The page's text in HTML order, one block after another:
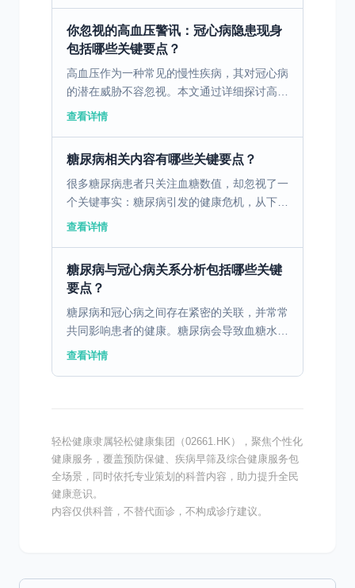
你忽视的高血压警讯：冠心病隐患现身
包括哪些关键要点？
高血压作为一种常见的慢性疾病，其对冠心病
的潜在威胁不容忽视。本文通过详细探讨高血
压对冠心病的多重影响以揭示其重要性。
查看详情
糖尿病相关内容有哪些关键要点？
很多糖尿病患者只关注血糖数值，却忽视了一
个关键事实：糖尿病引发的健康危机，从下肢
症状初现端倪，却可能在心脑部位引发致命后
查看详情
糖尿病与冠心病关系分析包括哪些关键
要点？
糖尿病和冠心病之间存在紧密的关联，并常常
共同影响患者的健康。糖尿病会导致血糖水平
显著升高，从而对血管内壁造成损伤，增加动
查看详情
轻松健康隶属轻松健康集团（02661.HK），聚焦个性化
健康服务，覆盖预防保健、疾病早筛及综合健康服务包
全场景，同时依托专业策划的科普内容，助力提升全民
健康意识。
内容仅供科普，不替代面诊，不构成诊疗建议。